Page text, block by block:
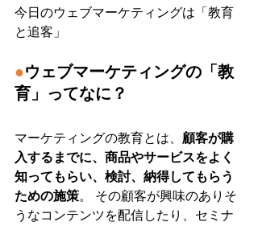
今日のウェブマーケティングは「教育
と追客」
●ウェブマーケティングの「教
育」ってなに？
マーケティングの教育とは、 顧客が購
入するまでに、商品やサービスをよく
知ってもらい、検討、納得してもらう
ための施策。 その顧客が興味のありそ
うなコンテンツを配信したり、セミナ